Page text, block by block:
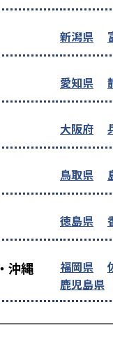
新潟県
愛知県
大阪府
鳥取県
徳島県
沖縄 福岡県
鹿児島県